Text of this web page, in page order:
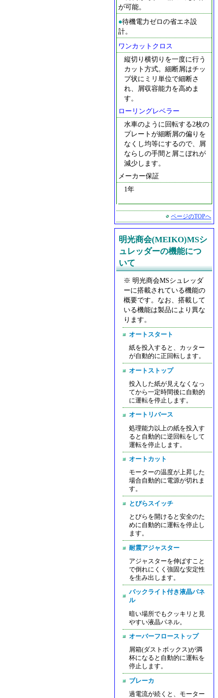
が可能。
●待機電力ゼロの省エネ設
計。
ワンカットクロス
縦切り横切りを一度に行う
カット方式。細断屑はチッ
プ状にミリ単位で細断さ
れ、屑収容能力を高めま
す。
ローリングレベラー
水車のように回転する2枚の
プレートが細断屑の偏りを
なくし均等にするので、屑
ならしの手間と屑こぼれが
減少します。
メーカー保証
1年
ページのTOPへ
明光商会(MEIKO)MSシ
ュレッダーの機能につ
いて
※ 明光商会MSシュレッダ
ーに搭載されている機能の
概要です。なお、搭載して
いる機能は製品により異な
ります。
オートスタート
紙を投入すると、カッター
が自動的に正回転します。
オートストップ
投入した紙が見えなくなっ
てから一定時間後に自動的
に運転を停止します。
オートリバース
処理能力以上の紙を投入す
ると自動的に逆回転をして
運転を停止します。
オートカット
モーターの温度が上昇した
場合自動的に電源が切れま
す。
とびらスイッチ
とびらを開けると安全のた
めに自動的に運転を停止し
ます。
耐震アジャスター
アジャスターを伸ばすこと
で倒れにくく強固な安定性
を生み出します。
バックライト付き液晶パネ
ル
暗い場所でもクッキリと見
やすい液晶パネル。
オーバーフローストップ
屑箱(ダストボックス)が満
杯になると自動的に運転を
停止します。
ブレーカ
過電流が続くと、モーター